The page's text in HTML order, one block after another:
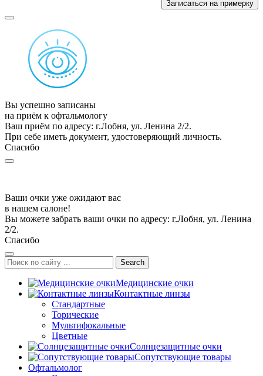
Вы успешно записаны
на приём к офтальмологу
Ваш приём по адресу: г.Лобня, ул. Ленина 2/2.
При себе иметь документ, удостоверяющий личность.
Спасибо
Ваши очки уже ожидают вас
в нашем салоне!
Вы можете забрать ваши очки по адресу: г.Лобня, ул. Ленина
2/2.
Спасибо
Search
Медицинские очки
Контактные линзы
Стандартные
Торические
Мультифокальные
Цветные
Солнцезащитные очки
Сопутствующие товары
Офтальмолог